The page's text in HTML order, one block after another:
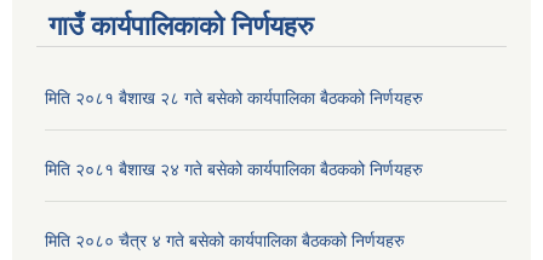
गाउँ कार्यपालिकाको निर्णयहरु
मिति २०८१ बैशाख २८ गते बसेको कार्यपालिका बैठकको निर्णयहरु
मिति २०८१ बैशाख २४ गते बसेको कार्यपालिका बैठकको निर्णयहरु
मिति २०८० चैत्र ४ गते बसेको कार्यपालिका बैठकको निर्णयहरु